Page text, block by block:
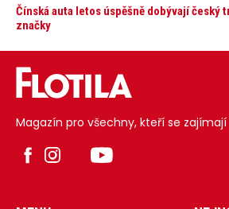
Čínská auta letos úspěšně dobývají český
značky
Magazín pro všechny, kteří se